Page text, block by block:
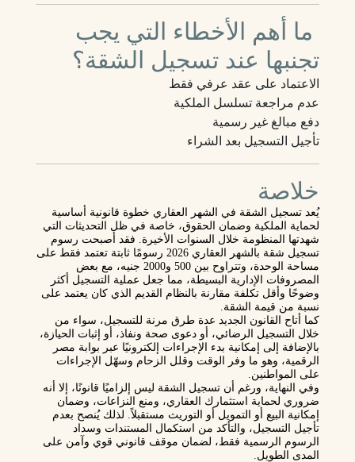
ما أهم الأخطاء التي يجب
تجنبها عند تسجيل الشقة؟
الاعتماد على عقد عرفي فقط
عدم مراجعة تسلسل الملكية
دفع مبالغ غير رسمية
تأجيل التسجيل بعد الشراء
خلاصة
يُعد تسجيل الشقة في الشهر العقاري خطوة قانونية أساسية
لحماية الملكية وضمان الحقوق، خاصة في ظل التحديثات التي
شهدتها المنظومة خلال السنوات الأخيرة. فقد أصبحت رسوم
تسجيل شقة بالشهر العقاري 2026 رسومًا ثابتة تعتمد فقط على
مساحة الوحدة، وتتراوح بين 500 و2000 جنيه، مع بعض
المصروفات الإدارية البسيطة، مما جعل عملية التسجيل أكثر
وضوحًا وأقل تكلفة مقارنة بالنظام القديم الذي كان يعتمد على
نسبة من قيمة الشقة.
كما أتاح القانون الجديد عدة طرق مرنة للتسجيل، سواء من
خلال التسجيل الرضائي، أو دعوى صحة ونفاذ، أو إثبات الحيازة،
بالإضافة إلى إمكانية بدء الإجراءات إلكترونيًا عبر بوابة مصر
الرقمية، وهو ما وفر الوقت وقلل الزحام وسهّل الإجراءات
على المواطنين.
وفي النهاية، ورغم أن تسجيل الشقة ليس إلزاميًا قانونًا، إلا أنه
ضروري لحماية استثمارك العقاري، ومنع النزاعات، وضمان
إمكانية البيع أو التمويل أو التوريث مستقبلاً. لذلك يُنصح بعدم
تأجيل التسجيل، والتأكد من استكمال المستندات وسداد
الرسوم الرسمية فقط، لضمان موقف قانوني قوي وآمن على
المدى الطويل.